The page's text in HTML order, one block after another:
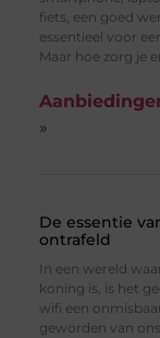
fiets, een goed
essentieel voor
Maar hoe zorg je
»
De essentie
ontrafeld
In een wereld
koning is, is het
wifi een
geworden van